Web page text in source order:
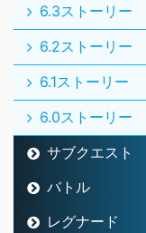
6.3ストーリー
6.2ストーリー
6.1ストーリー
6.0ストーリー
サブクエスト
バトル
レグナード